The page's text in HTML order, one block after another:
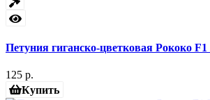
Петуния гиганско-цветковая Рококо
125 р.
Купить